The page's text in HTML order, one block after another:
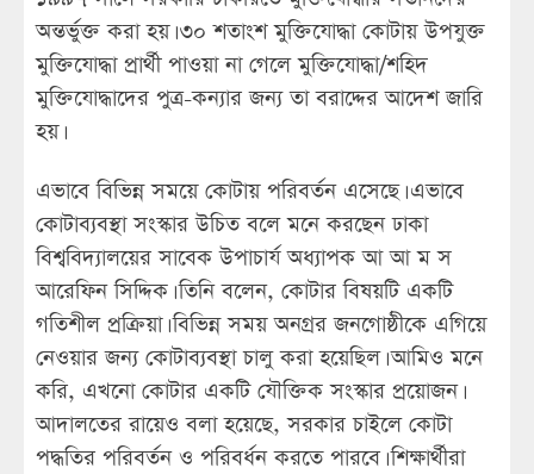
অন্তর্ভুক্ত করা হয়। ৩০ শতাংশ মুক্তিযোদ্ধা কোটায় উপযুক্ত
মুক্তিযোদ্ধা প্রার্থী পাওয়া না গেলে মুক্তিযোদ্ধা/শহিদ
মুক্তিযোদ্ধাদের পুত্র-কন্যার জন্য তা বরাদ্দের আদেশ জারি
হয়।
এভাবে বিভিন্ন সময়ে কোটায় পরিবর্তন এসেছে। এভাবে
কোটাব্যবস্থা সংস্কার উচিত বলে মনে করছেন ঢাকা
বিশ্ববিদ্যালয়ের সাবেক উপাচার্য অধ্যাপক আ আ ম স
আরেফিন সিদ্দিক। তিনি বলেন, কোটার বিষয়টি একটি
গতিশীল প্রক্রিয়া। বিভিন্ন সময় অনগ্রর জনগোষ্ঠীকে এগিয়ে
নেওয়ার জন্য কোটাব্যবস্থা চালু করা হয়েছিল। আমিও মনে
করি, এখনো কোটার একটি যৌক্তিক সংস্কার প্রয়োজন।
আদালতের রায়েও বলা হয়েছে, সরকার চাইলে কোটা
পদ্ধতির পরিবর্তন ও পরিবর্ধন করতে পারবে। শিক্ষার্থীরা